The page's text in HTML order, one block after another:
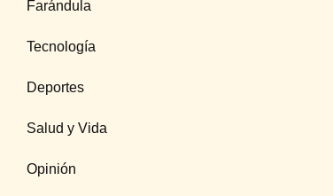
Farándula
Tecnología
Deportes
Salud y Vida
Opinión